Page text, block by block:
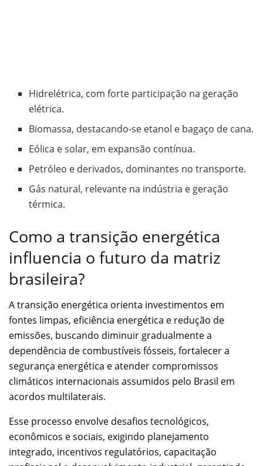
Hidrelétrica, com forte participação na geração
elétrica.
Biomassa, destacando-se etanol e bagaço de cana.
Eólica e solar, em expansão contínua.
Petróleo e derivados, dominantes no transporte.
Gás natural, relevante na indústria e geração
térmica.
Como a transição energética
influencia o futuro da matriz
brasileira?
A transição energética orienta investimentos em
fontes limpas, eficiência energética e redução de
emissões, buscando diminuir gradualmente a
dependência de combustíveis fósseis, fortalecer a
segurança energética e atender compromissos
climáticos internacionais assumidos pelo Brasil em
acordos multilaterais.
Esse processo envolve desafios tecnológicos,
econômicos e sociais, exigindo planejamento
integrado, incentivos regulatórios, capacitação